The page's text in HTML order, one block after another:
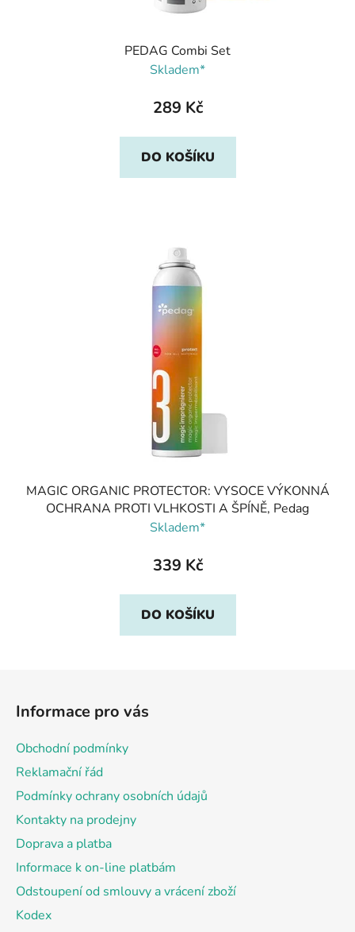
PEDAG Combi Set
Skladem*
289 Kč
DO KOŠÍKU
MAGIC ORGANIC PROTECTOR: VYSOCE VÝKONNÁ
OCHRANA PROTI VLHKOSTI A ŠPÍNĚ, Pedag
Skladem*
339 Kč
DO KOŠÍKU
Informace pro vás
Obchodní podmínky
Reklamační řád
Podmínky ochrany osobních údajů
Kontakty na prodejny
Doprava a platba
Informace k on-line platbám
Odstoupení od smlouvy a vrácení zboží
Kodex